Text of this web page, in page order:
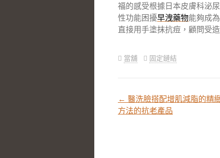
福的感受根據日本皮膚科泌
性功能困擾早洩藥物能夠成
直接用手塗抹抗痘，顧問受
當舖 固定鏈結
文
← 醫洗臉搭配增肌減脂的精
方法的抗老產品